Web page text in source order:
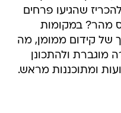
שהגיעו פרחים
מהר? במקומות
של קידום ממומן, מה
ולהתכונן
ומתוכננות מראש.